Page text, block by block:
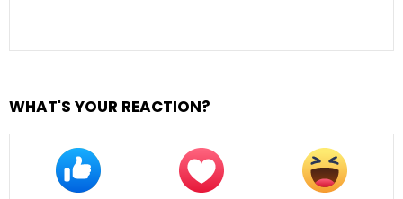
WHAT'S YOUR REACTION?